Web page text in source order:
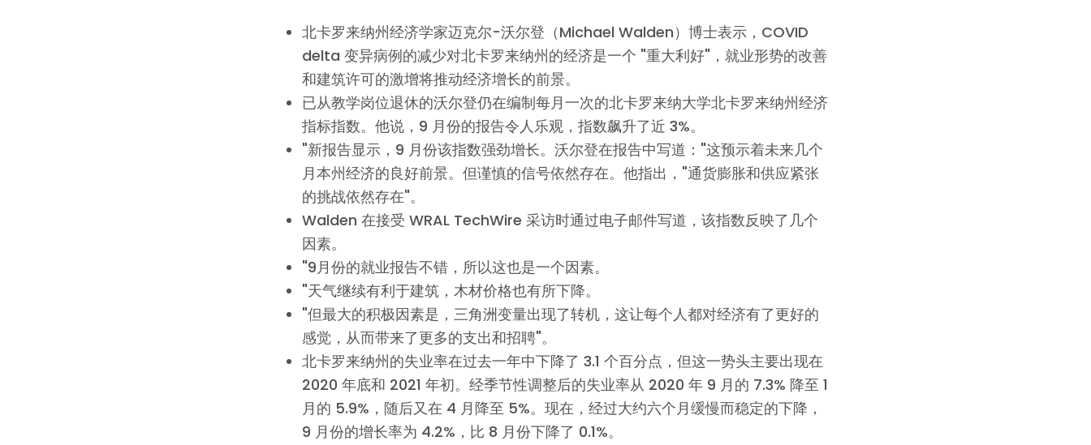
北卡罗来纳州经济学家迈克尔-沃尔登（Michael Walden）博士表示，COVID
delta 变异病例的减少对北卡罗来纳州的经济是一个 "重大利好"，就业形势的改善
和建筑许可的激增将推动经济增长的前景。
已从教学岗位退休的沃尔登仍在编制每月一次的北卡罗来纳大学北卡罗来纳州经济
指标指数。他说，9 月份的报告令人乐观，指数飙升了近 3%。
"新报告显示，9 月份该指数强劲增长。沃尔登在报告中写道："这预示着未来几个
月本州经济的良好前景。但谨慎的信号依然存在。他指出，"通货膨胀和供应紧张
的挑战依然存在"。
Walden 在接受 WRAL TechWire 采访时通过电子邮件写道，该指数反映了几个
因素。
"9月份的就业报告不错，所以这也是一个因素。
"天气继续有利于建筑，木材价格也有所下降。
"但最大的积极因素是，三角洲变量出现了转机，这让每个人都对经济有了更好的
感觉，从而带来了更多的支出和招聘"。
北卡罗来纳州的失业率在过去一年中下降了 3.1 个百分点，但这一势头主要出现在
2020 年底和 2021 年初。经季节性调整后的失业率从 2020 年 9 月的 7.3% 降至 1
月的 5.9%，随后又在 4 月降至 5%。现在，经过大约六个月缓慢而稳定的下降，
9 月份的增长率为 4.2%，比 8 月份下降了 0.1%。